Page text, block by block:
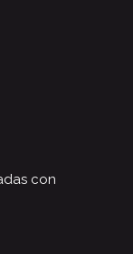
con